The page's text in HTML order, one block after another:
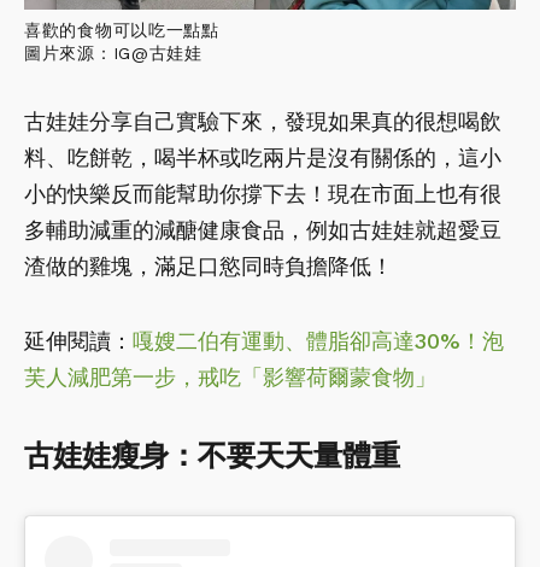
喜歡的食物可以吃一點點
圖片來源：IG@古娃娃
古娃娃分享自己實驗下來，發現如果真的很想喝飲
料、吃餅乾，喝半杯或吃兩片是沒有關係的，這小
小的快樂反而能幫助你撐下去！現在市面上也有很
多輔助減重的減醣健康食品，例如古娃娃就超愛豆
渣做的雞塊，滿足口慾同時負擔降低！
延伸閱讀： 嘎嫂二伯有運動、體脂卻高達30%！泡
芙人減肥第一步，戒吃「影響荷爾蒙食物」
古娃娃瘦身：不要天天量體重